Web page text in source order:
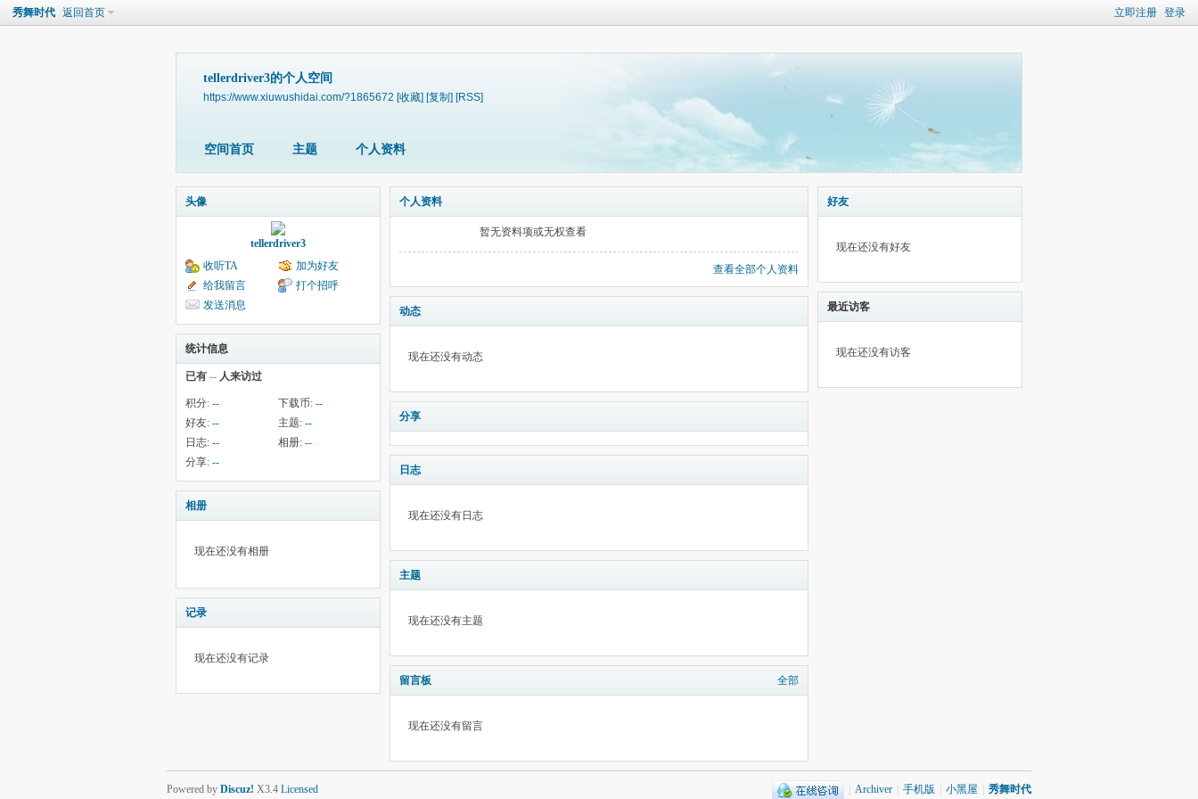
立即注册 登录
秀舞时代 返回首页
tellerdriver3的个人空间
https://www.xiuwushidai.com/?1865672 [收藏] [复制] [RSS]
空间首页 主题 个人资料
头像
tellerdriver3
收听TA
加为好友
给我留言
打个招呼
发送消息
统计信息
已有 -- 人来访过
积分: -- 下载币: --
好友: -- 主题: --
日志: -- 相册: --
分享: --
相册
现在还没有相册
记录
现在还没有记录
个人资料
暂无资料项或无权查看
查看全部个人资料
动态
现在还没有动态
分享
日志
现在还没有日志
主题
现在还没有主题
留言板 全部
现在还没有留言
好友
现在还没有好友
最近访客
现在还没有访客
Archiver 手机版 小黑屋 秀舞时代
Powered by Discuz! X3.4 Licensed